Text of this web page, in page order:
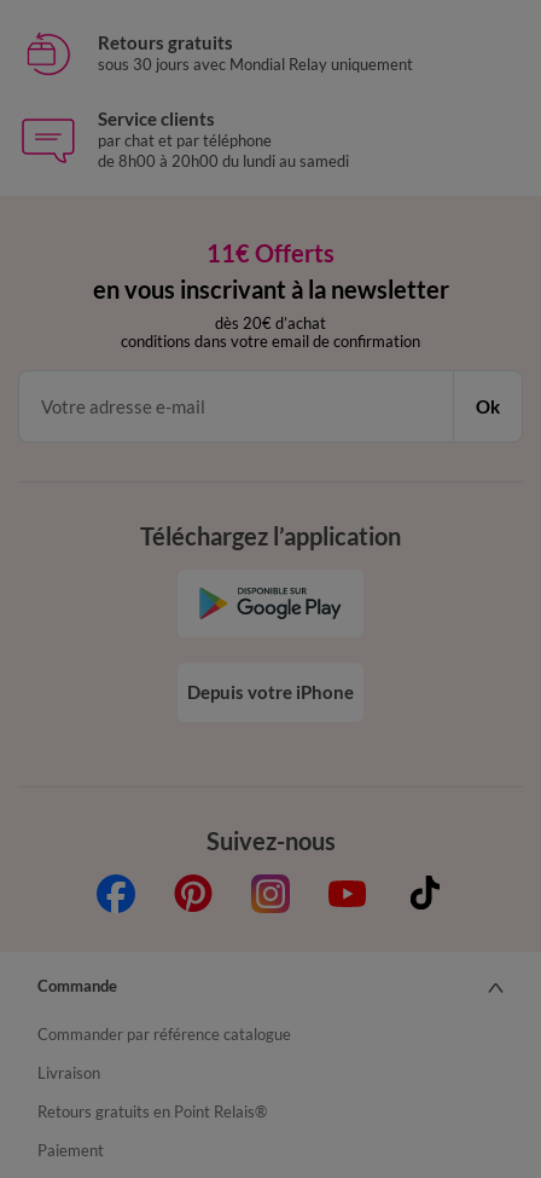
Retours gratuits
sous 30 jours avec Mondial Relay uniquement
Service clients
par chat et par téléphone
de 8h00 à 20h00 du lundi au samedi
11€ Offerts
en vous inscrivant à la newsletter
dès 20€ d’achat
conditions dans votre email de confirmation
Ok
Suivez-nous
Téléchargez l’application
Depuis votre iPhone
Commande
Commander par référence catalogue
Livraison
Retours gratuits en Point Relais®
Paiement